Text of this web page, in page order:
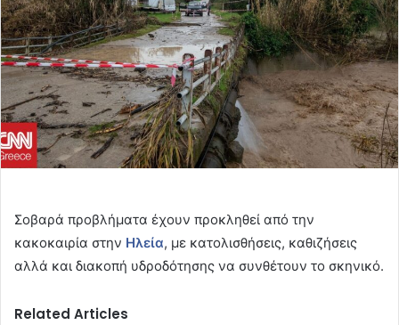
Σοβαρά προβλήματα έχουν προκληθεί από την
κακοκαιρία στην Ηλεία, με κατολισθήσεις, καθιζήσεις
αλλά και διακοπή υδροδότησης να συνθέτουν το σκηνικό.
Related Articles